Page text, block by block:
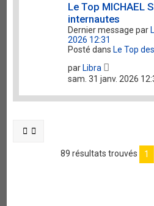
Le Top MICHAEL
internautes
Dernier message par
2026 12:31
Posté dans Le Top
par Libra
sam. 31 janv. 2026
89 résultats trouvés 1